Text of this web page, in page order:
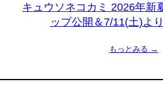
キュウソネコカミ 2026年新
ップ公開＆7/11(土)よ
もっとみる →